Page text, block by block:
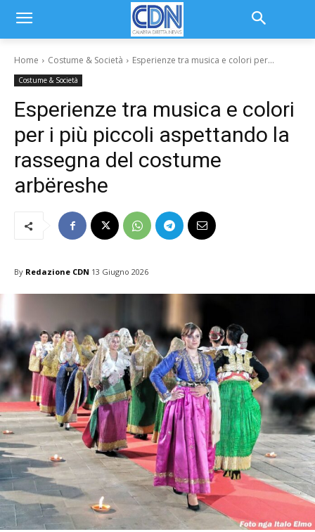
Home Costume & Società Esperienze tra musica e colori per...
Costume & Società
Esperienze tra musica e colori
per i più piccoli aspettando la
rassegna del costume
arbëreshe
By Redazione CDN 13 Giugno 2026